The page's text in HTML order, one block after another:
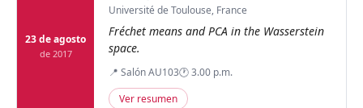
23 de agosto
de 2017
Université de Toulouse, France
Fréchet means and PCA in the Wasserstein
space.
📍 Salón AU103🕐 3.00 p.m.
Ver resumen